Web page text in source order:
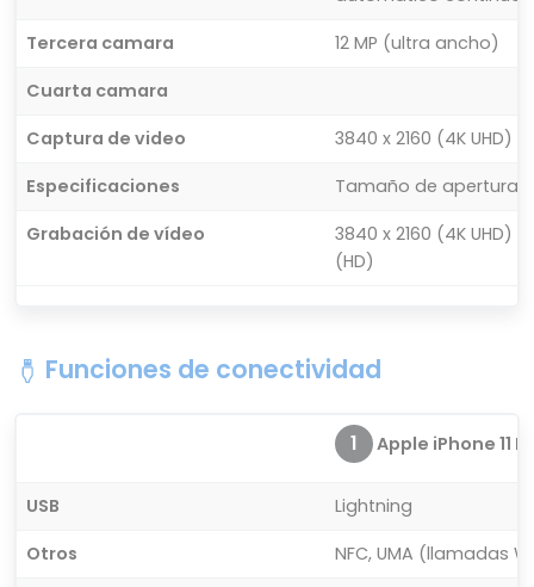
Tercera camara
12 MP (ultra ancho)
Cuarta camara
Captura de video
3840 x 2160 (4K UHD)
Especificaciones
Tamaño de apertura:
Grabación de vídeo
3840 x 2160 (4K UHD)
(HD)
Funciones de conectividad
1 Apple iPhone 11
USB
Lightning
Otros
NFC, UMA (llamadas